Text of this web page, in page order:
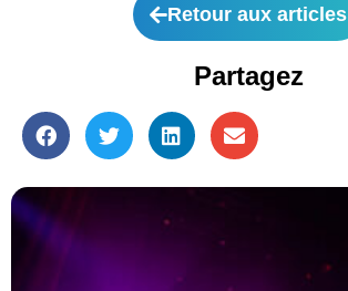
Retour aux articles
Partagez